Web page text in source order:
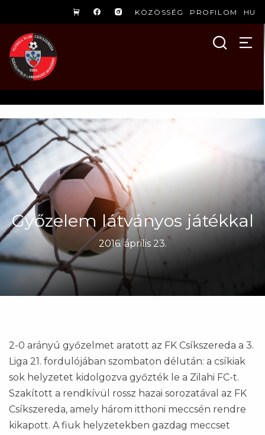
KÖZÖSSÉG PROFILOM HU
Győzelem látványos játékkal
2016. április 23.
2-0 arányú győzelmet aratott az FK Csíkszereda a 3.
Liga 21. fordulójában szombaton délután: a csíkiak
sok helyzetet kidolgozva győzték le a Zilahi FC-t.
Szakított a rendkívül rossz hazai sorozatával az FK
Csíkszereda, amely három itthoni meccsén rendre
kikapott. A fiuk helyzetekben gazdag meccset